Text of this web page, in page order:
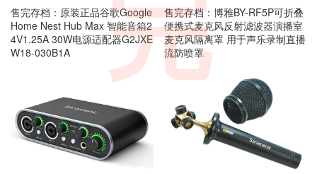
售完存档：原装正品谷歌Google
Home Nest Hub Max 智能音箱2
4V1.25A 30W电源适配器G2JXE
W18-030B1A
售完存档：博雅BY-RF5P可折叠
便携式麦克风反射滤波器演播室
麦克风隔离罩 用于声乐录制直播
流防喷罩
完